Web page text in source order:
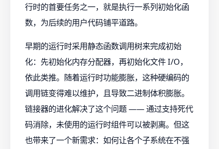
行时的首要任务之一，就是执行一系列初始化函
数，为后续的用户代码铺平道路。
早期的运行时采用静态函数调用树来完成初始
化：先初始化内存分配器，再初始化文件 I/O，
依此类推。随着运行时功能膨胀，这种硬编码的
调用链变得难以维护，且导致二进制体积膨胀。
链接器的进化解决了这个问题 —— 通过支持死代
码消除，未使用的运行时组件可以被剥离。但这
也带来了一个新需求：如何让各个子系统在不强